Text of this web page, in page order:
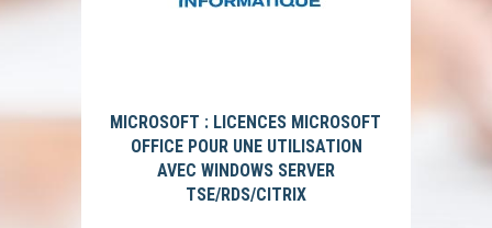
MICROSOFT : LICENCES MICROSOFT
OFFICE POUR UNE UTILISATION
AVEC WINDOWS SERVER
TSE/RDS/CITRIX